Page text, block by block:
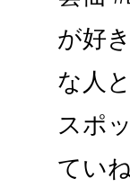
が好
な人
スポ
てい